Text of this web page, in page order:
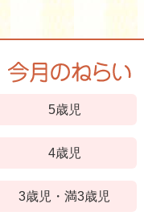
5歳児
4歳児
3歳児・満3歳児